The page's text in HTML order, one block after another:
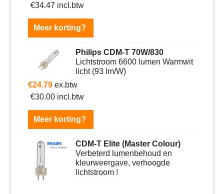
€34.47 incl.btw
Meer korting?
Philips CDM-T 70W/830
Lichtstroom 6600 lumen Warmwit
licht (93 lm/W)
€24.79 ex.btw
€30.00 incl.btw
Meer korting?
CDM-T Elite (Master Colour)
Verbeterd lumenbehoud en
kleurweergave, verhoogde
lichtstroom !